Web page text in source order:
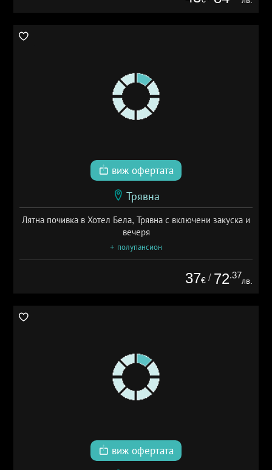
виж офертата
Трявна
Лятна почивка в Хотел Бела, Трявна с включени закуска и
вечеря
+ полупансион
37€ / 72.37
лв.
виж офертата